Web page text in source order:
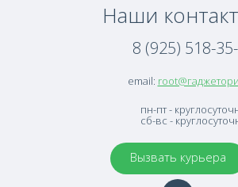
Наши
8 (925) 518-
email:
пн-пт -
сб-вс -
Вызвать курьера